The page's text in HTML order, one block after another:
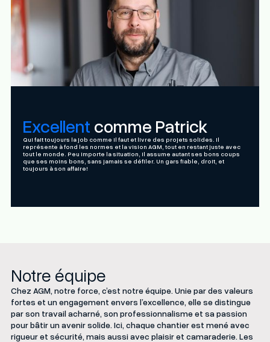
Excellent comme Patrick
Qui fait toujours la job comme il faut et livre des projets solides. Il
représente à fond les normes et la vision AGM, tout en restant juste avec
tout le monde. Peu importe la situation, il assume autant ses bons coups
que ses moins bons, sans jamais se défiler. Un gars fiable, droit, et
toujours à son affaire!
Notre équipe
Chez AGM, notre force, c’est notre équipe. Unie par des valeurs
fortes et un engagement envers l’excellence, elle se distingue
par son travail acharné, son professionnalisme et sa passion
pour bâtir un avenir solide. Ici, chaque chantier est mené avec
rigueur et sécurité, mais aussi avec plaisir et camaraderie. Les